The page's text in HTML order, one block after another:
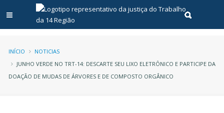
Abrir menu principal
Realizar
Trilha
de
INÍCIO
NOTICIAS
JUNHO VERDE NO TRT-14: DESCARTE SEU LIXO ELETRÔNICO E PARTICIPE DA
DOAÇÃO DE MUDAS DE ÁRVORES E DE COMPOSTO ORGÂNICO